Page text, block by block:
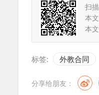
扫
本
本
标签: 外教合同
分享给朋友：